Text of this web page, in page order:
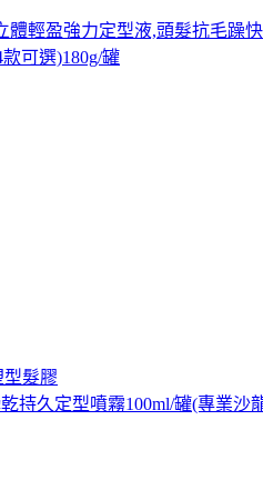
輕盈強力定型液,頭髮抗毛躁
可選)180g/罐
型髮膠
持久定型噴霧100ml/罐(專業